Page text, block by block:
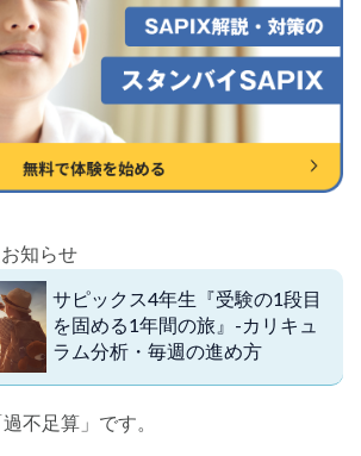
知らせ
サピックス4年生『受験の1段目
を固める1年間の旅』-カリキュ
ラム分析・毎週の進め方
不足算」です。
サピックステキスト解説・対策
キスト解説・対策 コベツバweb授業
コベツバ過去問動画解説
知らせ 抽象化能力
検索